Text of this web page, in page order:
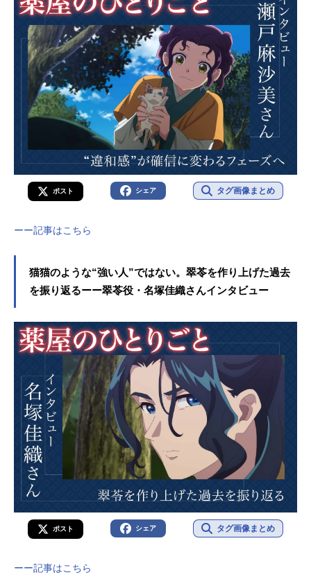
ポスト シェア タグ画像まとめ
ーー記事はこちら
猫猫のような“強い人”ではない。翠苓を作り上げた過去
を振り返るーー翠苓役・名塚佳織さんインタビュー
ポスト シェア タグ画像まとめ
ーー記事はこちら